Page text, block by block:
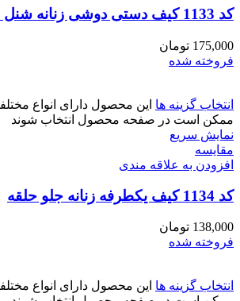
کد 1133 کیف دستی دوشی زنانه شنل جلو بافت
175,000 تومان
فروخته شده
انتخاب گزینه ها این محصول دارای انواع
ممکن است در صفحه محصول انتخاب شوند
نمایش سریع
مقايسه
افزودن به علاقه مندی
کد 1134 کیف یکطرفه زنانه جلو حلقه
138,000 تومان
فروخته شده
انتخاب گزینه ها این محصول دارای انواع